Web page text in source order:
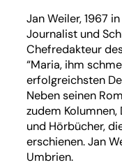
Jan Weiler, 1967
Journalist und
Chefredakteur
“Maria, ihm
erfolgreichsten
Neben seinen
zudem
und Hörbücher,
erschienen. Jan
Umbrien.